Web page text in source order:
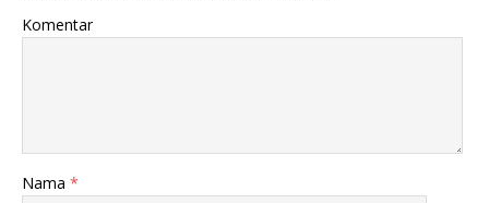
Komentar
Nama *